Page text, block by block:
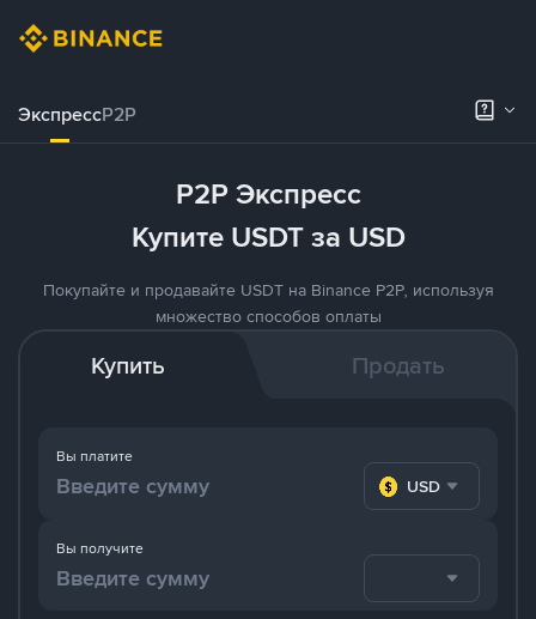
ЭкспрессP2P
P2P Экспресс
Купите USDT за USD
Покупайте и продавайте USDT на Binance P2P, используя
множество способов оплаты
Купить Продать
Вы платите
USD
Вы получите